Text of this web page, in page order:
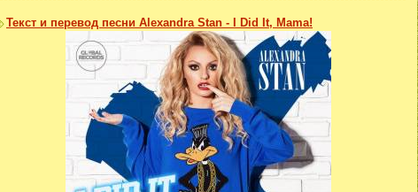
Текст и перевод песни Alexandra Stan - I Did It, Mama!